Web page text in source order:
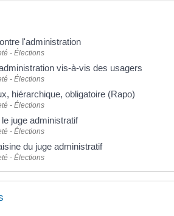
l'administration
- Élections
vis-à-vis des usagers
- Élections
hiérarchique, obligatoire (Rapo)
- Élections
juge administratif
- Élections
du juge administratif
- Élections